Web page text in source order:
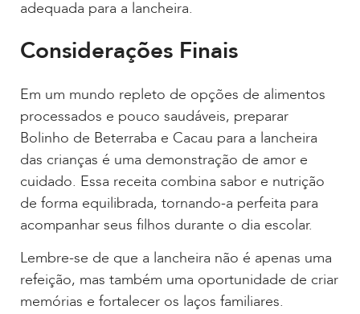
adequada para a lancheira.
Considerações Finais
Em um mundo repleto de opções de alimentos
processados e pouco saudáveis, preparar
Bolinho de Beterraba e Cacau para a lancheira
das crianças é uma demonstração de amor e
cuidado. Essa receita combina sabor e nutrição
de forma equilibrada, tornando-a perfeita para
acompanhar seus filhos durante o dia escolar.
Lembre-se de que a lancheira não é apenas uma
refeição, mas também uma oportunidade de criar
memórias e fortalecer os laços familiares.